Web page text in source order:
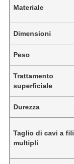
Materiale
Dimensioni
Peso
Trattamento
superficiale
Durezza
Taglio di cavi a fili
multipli